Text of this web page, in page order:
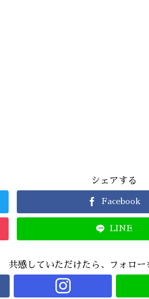
シェアする
Facebook
LINE
共感していただけたら、フォロー